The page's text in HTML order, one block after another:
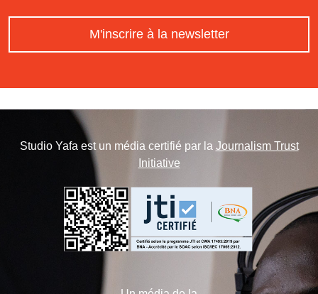
M'inscrire à la newsletter
Studio Yafa est un média certifié par la Journalism Trust
Initiative